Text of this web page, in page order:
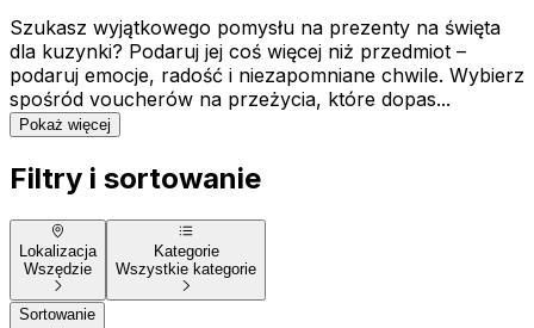
Szukasz wyjątkowego pomysłu na prezenty na święta
dla kuzynki? Podaruj jej coś więcej niż przedmiot –
podaruj emocje, radość i niezapomniane chwile. Wybierz
spośród voucherów na przeżycia, które dopas...
Pokaż więcej
Filtry i sortowanie
Lokalizacja
Wszędzie
Kategorie
Wszystkie kategorie
Sortowanie